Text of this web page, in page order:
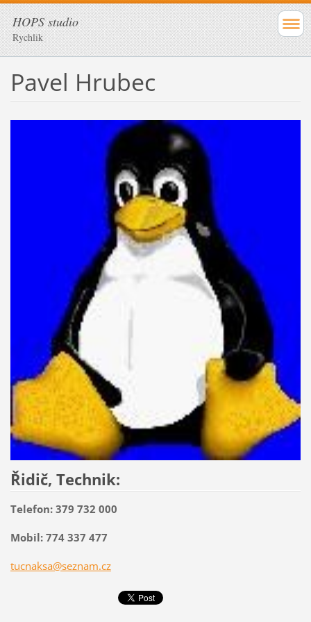
HOPS studio
Rychlik
Pavel Hrubec
Řidič, Technik:
Telefon: 379 732 000
Mobil: 774 337 477
tucnaksa@seznam.cz